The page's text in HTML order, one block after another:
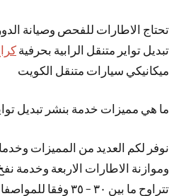
تحتاج الاطارات للفحص وصيانة
تبديل تواير متنقل الرابية بحرفية
ميكانيكي سيارات متنقل الكويت
ما هي مميزات خدمة بنشر تبديل
نوفر لكم العديد من المميزات
وموازنة الاطارات الاربعة وخدمة
تتراوح ما بين ٣٠ – ٣٥